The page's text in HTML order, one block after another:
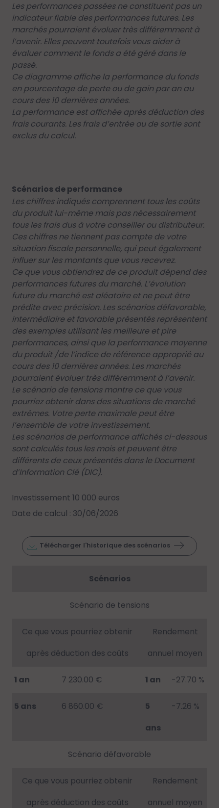
Les performances passées ne constituent pas un
indicateur fiable des performances futures. Les
marchés pourraient évoluer très différemment à
l’avenir. Elles peuvent toutefois vous aider à
évaluer comment le fonds a été géré dans le
passé.
Ce diagramme affiche la performance du fonds
en pourcentage de perte ou de gain par an au
cours des 10 dernières années.
La performance est affichée après déduction des
frais courants. Les frais d’entrée ou de sortie sont
exclus du calcul.
Scénarios de performance
Les chiffres indiqués comprennent tous les coûts
du produit lui-même mais pas nécessairement
tous les frais dus à votre conseiller ou distributeur.
Ces chiffres ne tiennent pas compte de votre
situation fiscale personnelle, qui peut également
influer sur les montants que vous recevrez.
Ce que vous obtiendrez de ce produit dépend des
performances futures du marché. L’évolution
future du marché est aléatoire et ne peut être
prédite avec précision. Les scénarios défavorable,
intermédiaire et favorable présentés représentent
des exemples utilisant les meilleure et pire
performances, ainsi que la performance moyenne
du produit /de l’indice de référence approprié au
cours des 10 dernières années. Les marchés
pourraient évoluer très différemment à l’avenir.
Le scénario de tensions montre ce que vous
pourriez obtenir dans des situations de marché
extrêmes. Votre perte maximale peut être
l’ensemble de votre investissement.
Les scénarios de performance affichés ci-dessous
sont calculés tous les mois et peuvent être
différents de ceux présentés dans le Document
d’Information Clé (DIC).
Investissement 10 000 euros
Date de calcul : 30/06/2026
Télécharger l'historique des scénarios
Scénarios
Scénario de tensions
Ce que vous pourriez obtenir
après déduction des coûts
Rendement
annuel moyen
1 an 7 230.00 € 1 an -27.70 %
5 ans 6 860.00 €
5
ans
-7.26 %
Scénario défavorable
Ce que vous pourriez obtenir
après déduction des coûts
Rendement
annuel moyen